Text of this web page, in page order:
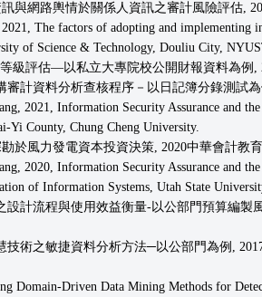
與網路輿情於關係人資訊之審計風險評估,
The factors of adopting and implementing
of Science & Technology, Douliu City,
級評估—以私立大專院校公開財報資料為例
計資料分析查核程序－以日記簿分錄測試
2021, Information Security Assurance and
Yi County, Chung Cheng University.
於風力發電資本投資決策, 2020中華會計教
2020, Information Security Assurance and
of Information Systems, Utah State
計流程與使用效益衡量-以公部門預算編
術之敏捷資料分析方法─以公部門為例,
Domain-Driven Data Mining Methods for